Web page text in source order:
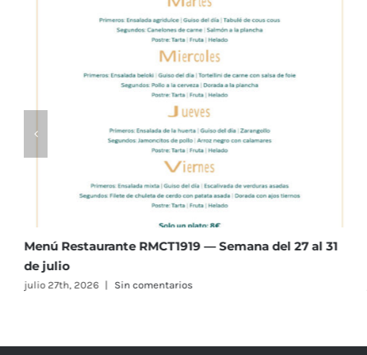
Menú Restaurante RMCT1919 — Semana del 20 al 24
de julio
julio 20th, 2026 | Sin comentarios